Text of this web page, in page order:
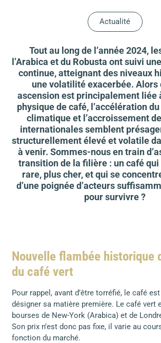
Actualité
Tout au long de l’année 2024,
l’Arabica et du Robusta ont suivi
continue, atteignant des niveaux
une volatilité exacerbée. Alors
ascension est principalement liée
physique de café, l’accélération
climatique et l’accroissement
internationales semblent
structurellement élevé et volatile
à venir. Sommes-nous en train
transition de la filière : un café
rare, plus cher, et qui se
d’une poignée d’acteurs
pour survivre ?
Nouvelle flambée historique
du café vert
Pour rappel, avant d’être torréfié, le café
désigner sa matière première. Le café vert
bourses de New-York (Arabica) et de
Son prix n’est donc pas fixe, il varie au
fonction du marché.